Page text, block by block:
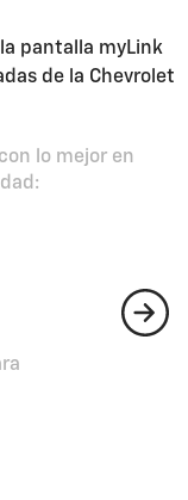
lo mejor en